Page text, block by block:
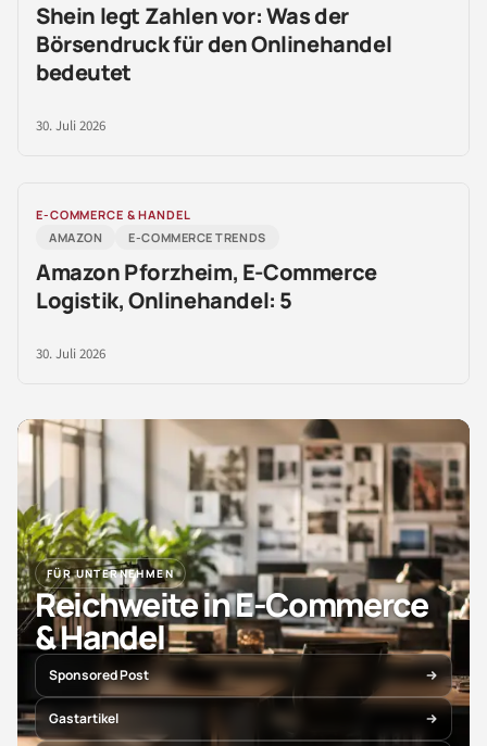
Shein legt Zahlen vor: Was der
Börsendruck für den Onlinehandel
bedeutet
30. Juli 2026
E-COMMERCE & HANDEL
AMAZON
E-COMMERCE TRENDS
Amazon Pforzheim, E-Commerce
Logistik, Onlinehandel: 5
30. Juli 2026
FÜR UNTERNEHMEN
Reichweite in E-Commerce
& Handel
Sponsored Post
Gastartikel